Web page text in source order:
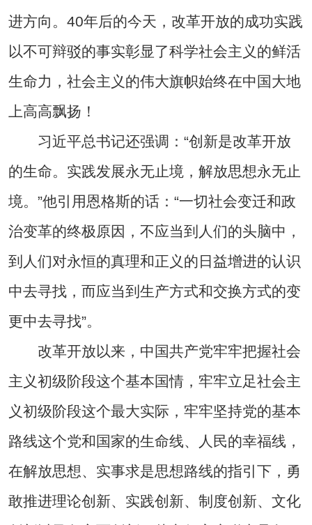
进方向。40年后的今天，改革开放的成功实践
以不可辩驳的事实彰显了科学社会主义的鲜活
生命力，社会主义的伟大旗帜始终在中国大地
上高高飘扬！
习近平总书记还强调：“创新是改革开放
的生命。实践发展永无止境，解放思想永无止
境。”他引用恩格斯的话：“一切社会变迁和政
治变革的终极原因，不应当到人们的头脑中，
到人们对永恒的真理和正义的日益增进的认识
中去寻找，而应当到生产方式和交换方式的变
更中去寻找”。
改革开放以来，中国共产党牢牢把握社会
主义初级阶段这个基本国情，牢牢立足社会主
义初级阶段这个最大实际，牢牢坚持党的基本
路线这个党和国家的生命线、人民的幸福线，
在解放思想、实事求是思想路线的指引下，勇
敢推进理论创新、实践创新、制度创新、文化